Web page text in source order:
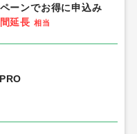
ーンでお得に申込み
延長 相当